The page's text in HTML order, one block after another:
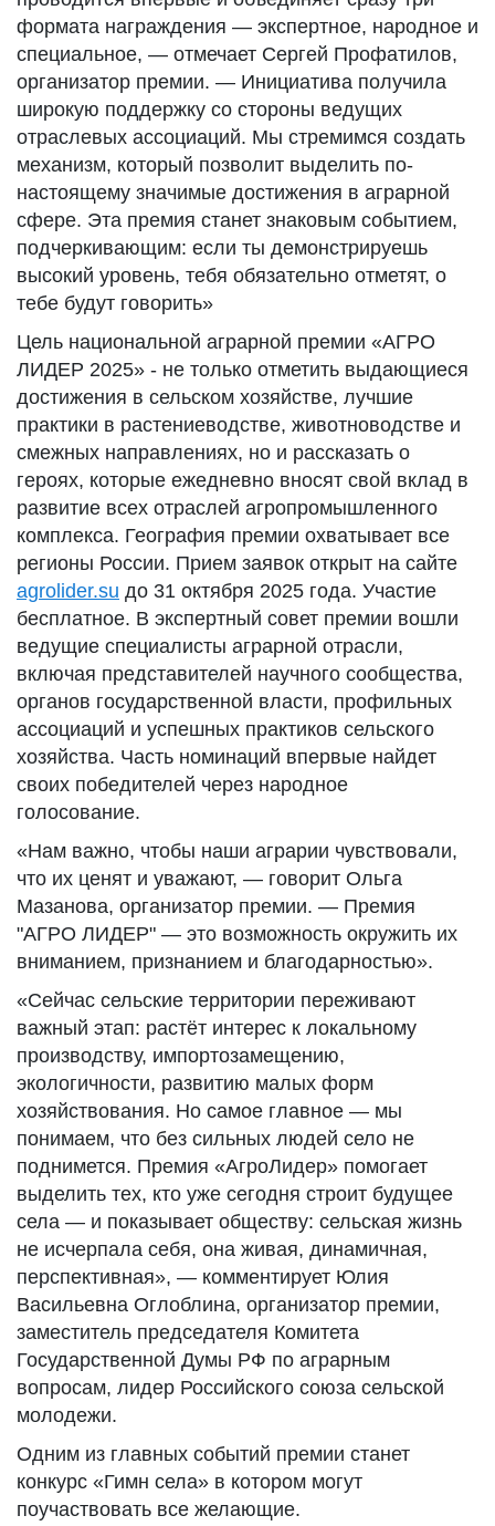
формата награждения — экспертное, народное и
специальное, — отмечает Сергей Профатилов,
организатор премии. — Инициатива получила
широкую поддержку со стороны ведущих
отраслевых ассоциаций. Мы стремимся создать
механизм, который позволит выделить по-
настоящему значимые достижения в аграрной
сфере. Эта премия станет знаковым событием,
подчеркивающим: если ты демонстрируешь
высокий уровень, тебя обязательно отметят, о
тебе будут говорить»
Цель национальной аграрной премии «АГРО
ЛИДЕР 2025» - не только отметить выдающиеся
достижения в сельском хозяйстве, лучшие
практики в растениеводстве, животноводстве и
смежных направлениях, но и рассказать о
героях, которые ежедневно вносят свой вклад в
развитие всех отраслей агропромышленного
комплекса. География премии охватывает все
регионы России. Прием заявок открыт на сайте
agrolider.su до 31 октября 2025 года. Участие
бесплатное. В экспертный совет премии вошли
ведущие специалисты аграрной отрасли,
включая представителей научного сообщества,
органов государственной власти, профильных
ассоциаций и успешных практиков сельского
хозяйства. Часть номинаций впервые найдет
своих победителей через народное
голосование.
«Нам важно, чтобы наши аграрии чувствовали,
что их ценят и уважают, — говорит Ольга
Мазанова, организатор премии. — Премия
"АГРО ЛИДЕР" — это возможность окружить их
вниманием, признанием и благодарностью».
«Сейчас сельские территории переживают
важный этап: растёт интерес к локальному
производству, импортозамещению,
экологичности, развитию малых форм
хозяйствования. Но самое главное — мы
понимаем, что без сильных людей село не
поднимется. Премия «АгроЛидер» помогает
выделить тех, кто уже сегодня строит будущее
села — и показывает обществу: сельская жизнь
не исчерпала себя, она живая, динамичная,
перспективная», — комментирует Юлия
Васильевна Оглоблина, организатор премии,
заместитель председателя Комитета
Государственной Думы РФ по аграрным
вопросам, лидер Российского союза сельской
молодежи.
Одним из главных событий премии станет
конкурс «Гимн села» в котором могут
поучаствовать все желающие.